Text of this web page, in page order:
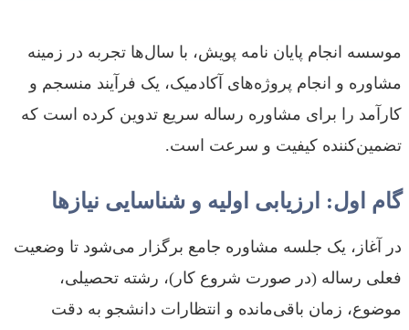
موسسه انجام پایان نامه پویش، با سال‌ها تجربه در زمینه
مشاوره و انجام پروژه‌های آکادمیک، یک فرآیند منسجم و
کارآمد را برای مشاوره رساله سریع تدوین کرده است که
تضمین‌کننده کیفیت و سرعت است.
گام اول: ارزیابی اولیه و شناسایی نیازها
در آغاز، یک جلسه مشاوره جامع برگزار می‌شود تا وضعیت
فعلی رساله (در صورت شروع کار)، رشته تحصیلی،
موضوع، زمان باقی‌مانده و انتظارات دانشجو به دقت